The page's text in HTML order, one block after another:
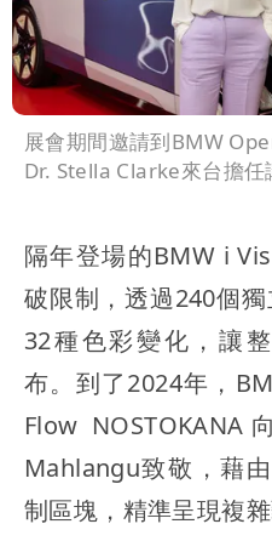
展會期間邀請到BMW
Dr. Stella Clarke來台擔
隔年登場的BMW i
破限制，透過240個
32種色彩變化，讓
布。到了2024年，
Flow
Mahlangu致敬，藉
制區塊，精準呈現複